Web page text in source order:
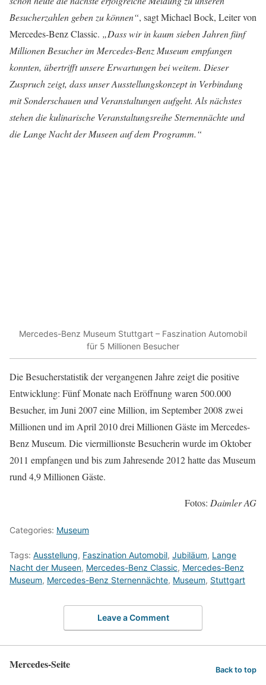
Besucherzahlen geben zu können“, sagt Michael Bock, Leiter von
Mercedes-Benz Classic. „Dass wir in kaum sieben Jahren fünf
Millionen Besucher im Mercedes-Benz Museum empfangen
konnten, übertrifft unsere Erwartungen bei weitem. Dieser
Zuspruch zeigt, dass unser Ausstellungskonzept in Verbindung
mit Sonderschauen und Veranstaltungen aufgeht. Als nächstes
stehen die kulinarische Veranstaltungsreihe Sternennächte und
die Lange Nacht der Museen auf dem Programm.“
Mercedes-Benz Museum Stuttgart – Faszination Automobil
für 5 Millionen Besucher
Die Besucherstatistik der vergangenen Jahre zeigt die positive
Entwicklung: Fünf Monate nach Eröffnung waren 500.000
Besucher, im Juni 2007 eine Million, im September 2008 zwei
Millionen und im April 2010 drei Millionen Gäste im Mercedes-
Benz Museum. Die viermillionste Besucherin wurde im Oktober
2011 empfangen und bis zum Jahresende 2012 hatte das Museum
rund 4,9 Millionen Gäste.
Fotos: Daimler AG
Categories: Museum
Tags: Ausstellung, Faszination Automobil, Jubiläum, Lange
Nacht der Museen, Mercedes-Benz Classic, Mercedes-Benz
Museum, Mercedes-Benz Sternennächte, Museum, Stuttgart
Leave a Comment
Mercedes-Seite Back to top